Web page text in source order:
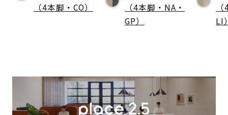
（4本脚・CO）
（4本脚・NA・
GP）
LI